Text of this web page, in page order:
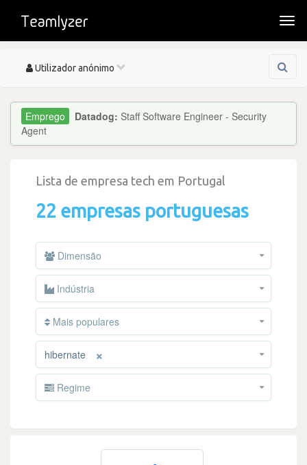
Toggle
Utilizador anónimo
Datadog: Staff Software Engineer - Security
Agent
Lista de empresa tech em Portugal
22 empresas portuguesas
Dimensão
Indústria
Mais populares
×
hibernate
Regime